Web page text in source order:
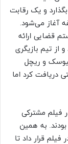
و یک رقابت
آغاز می‌شود.
قضایی ارائه
از تیم بازیگری
و ریچل
دریافت کرد اما
فیلم مشترکی
هم‌اتاقی بودند. به همین
قرار داد تا